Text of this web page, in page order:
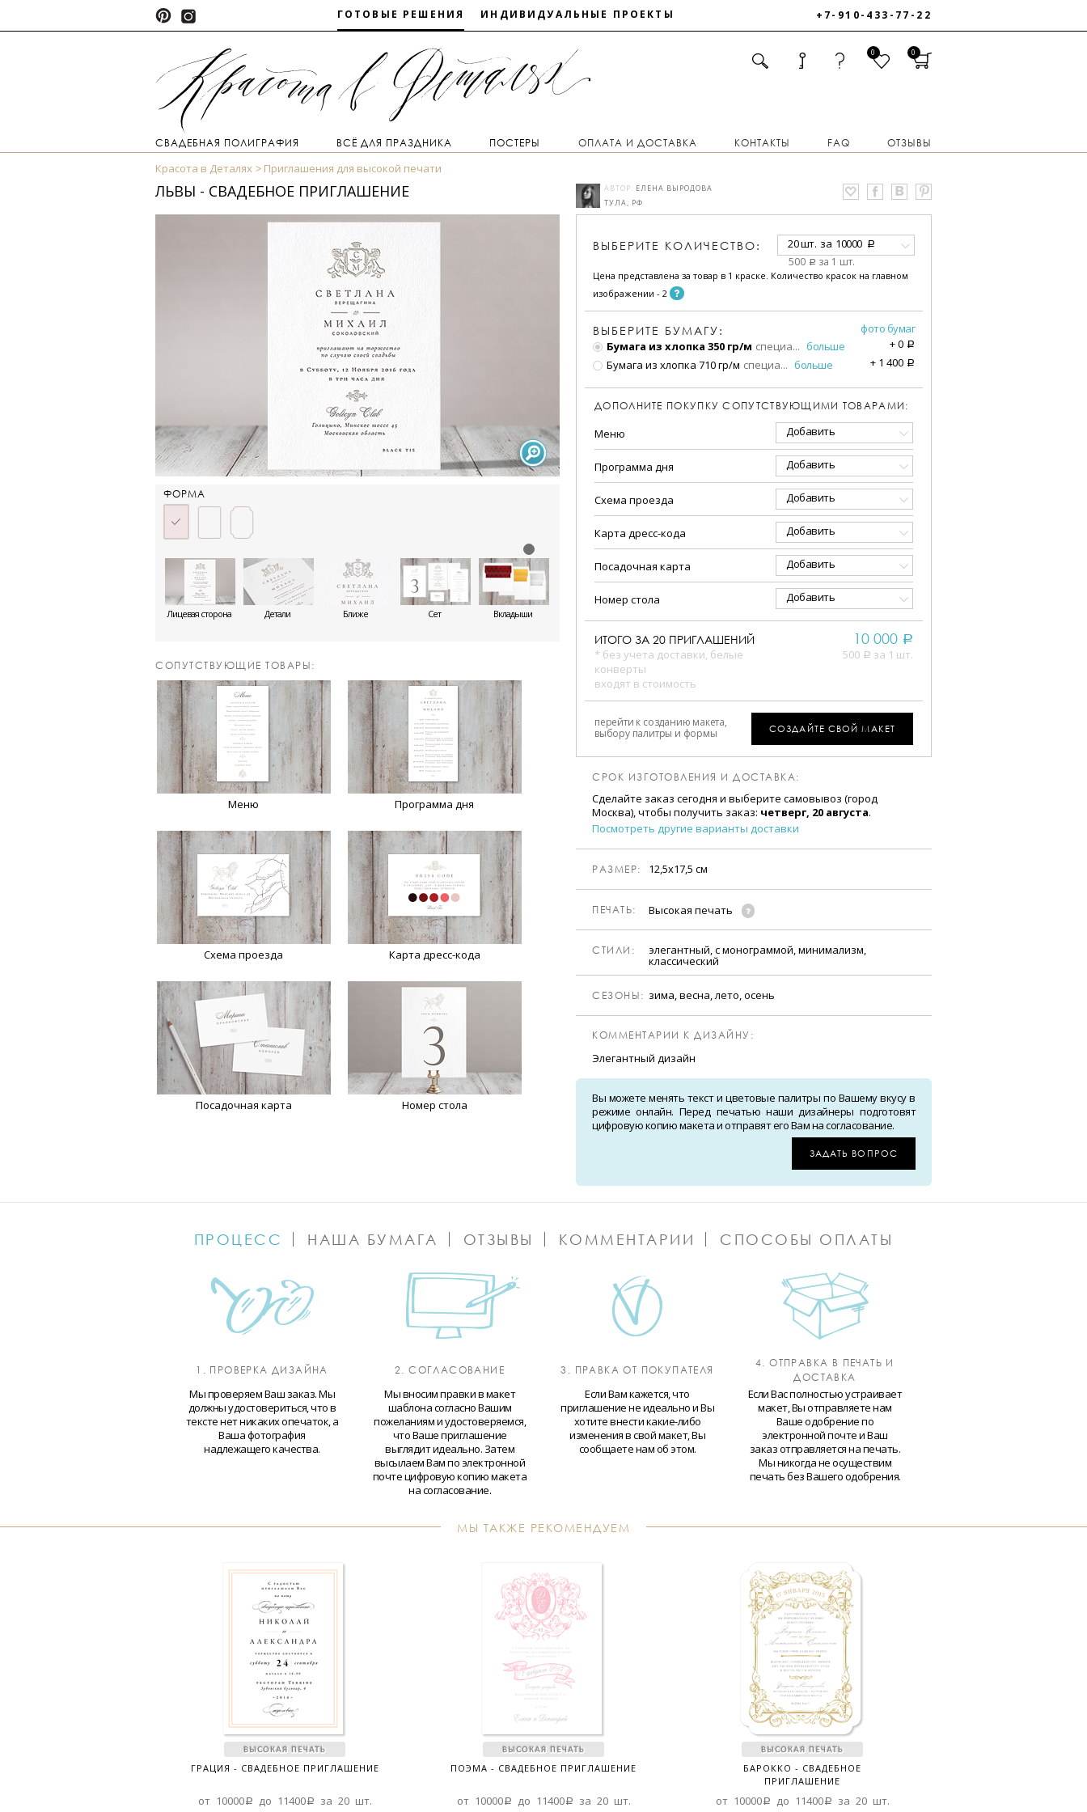
ГОТОВЫЕ РЕШЕНИЯ ИНДИВИДУАЛЬНЫЕ ПРОЕКТЫ +7-910-433-77-22
0 0
СВАДЕБНАЯ ПОЛИГРАФИЯ ВСЁ ДЛЯ ПРАЗДНИКА ПОСТЕРЫ ОПЛАТА И ДОСТАВКА КОНТАКТЫ FAQ ОТЗЫВЫ
Красота в Деталях Приглашения для высокой печати
ЛЬВЫ - СВАДЕБНОЕ ПРИГЛАШЕНИЕ
ФОРМА
Лицевая сторона Детали Ближе Сет Вкладыши
CОПУТСТВУЮЩИЕ ТОВАРЫ:
Меню Программа дня
Схема проезда Карта дресс-кода
Посадочная карта Номер стола
АВТОР: ЕЛЕНА ВЫРОДОВА
ТУЛА, РФ
ВЫБЕРИТЕ КОЛИЧЕСТВО: 20 шт. за 10000 a
500 a за 1 шт.
Цена представлена за товар в 1 краске. Количество красок на главном
изображении - 2
ВЫБЕРИТЕ БУМАГУ:
фото бумаг
Бумага из хлопка 350 гр/м специа... больше +0 a
Бумага из хлопка 710 гр/м специа... больше + 1 400 a
ДОПОЛНИТЕ ПОКУПКУ СОПУТСТВУЮЩИМИ ТОВАРАМИ:
Меню Добавить
Программа дня Добавить
Схема проезда Добавить
Карта дресс-кода Добавить
Посадочная карта Добавить
Номер стола Добавить
ИТОГО ЗА 20 ПРИГЛАШЕНИЙ
* без учета доставки, белые
конверты
входят в стоимость
10 000 a
500 a за 1 шт.
перейти к созданию макета,
выбору палитры и формы
СОЗДАЙТЕ СВОЙ МАКЕТ
СРОК ИЗГОТОВЛЕНИЯ И ДОСТАВКА:
Сделайте заказ сегодня и выберите самовывоз (город
Москва), чтобы получить заказ: четверг, 20 августа.
Посмотреть другие варианты доставки
РАЗМЕР: 12,5х17,5 см
ПЕЧАТЬ: Высокая печать
CТИЛИ: элегантный, с монограммой, минимализм,
классический
CЕЗОНЫ: зима, весна, лето, осень
КОММЕНТАРИИ К ДИЗАЙНУ:
Элегантный дизайн
Вы можете менять текст и цветовые палитры по Вашему вкусу в
режиме онлайн. Перед печатью наши дизайнеры подготовят
цифровую копию макета и отправят его Вам на согласование.
ЗАДАТЬ ВОПРОС
ПРОЦЕСС НАША БУМАГА ОТЗЫВЫ КОММЕНТАРИИ СПОСОБЫ ОПЛАТЫ
1. ПРОВЕРКА ДИЗАЙНА
Мы проверяем Ваш заказ. Мы
должны удостовериться, что в
тексте нет никаких опечаток, а
Ваша фотография
надлежащего качества.
2. СОГЛАСОВАНИЕ
Мы вносим правки в макет
шаблона согласно Вашим
пожеланиям и удостоверяемся,
что Ваше приглашение
выглядит идеально. Затем
высылаем Вам по электронной
почте цифровую копию макета
на согласование.
3. ПРАВКА ОТ ПОКУПАТЕЛЯ
Если Вам кажется, что
приглашение не идеально и Вы
хотите внести какие-либо
изменения в свой макет, Вы
сообщаете нам об этом.
4. ОТПРАВКА В ПЕЧАТЬ И
ДОСТАВКА
Если Вас полностью устраивает
макет, Вы отправляете нам
Ваше одобрение по
электронной почте и Ваш
заказ отправляется на печать.
Мы никогда не осуществим
печать без Вашего одобрения.
МЫ ТАКЖЕ РЕКОМЕНДУЕМ
ГРАЦИЯ - СВАДЕБНОЕ ПРИГЛАШЕНИЕ
от 10000a до 11400a за 20 шт.
ПОЭМА - СВАДЕБНОЕ ПРИГЛАШЕНИЕ
от 10000a до 11400a за 20 шт.
БАРОККО - СВАДЕБНОЕ
ПРИГЛАШЕНИЕ
от 10000a до 11400a за 20 шт.